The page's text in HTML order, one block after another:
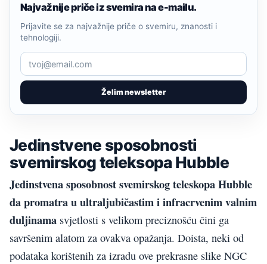
Najvažnije priče iz svemira na e-mailu.
Želim newsletter
Prijavite se za najvažnije priče o svemiru, znanosti i
tehnologiji.
Jedinstvene sposobnosti
svemirskog teleksopa Hubble
Jedinstvena sposobnost svemirskog teleskopa Hubble
da promatra u ultraljubičastim i infracrvenim valnim
duljinama svjetlosti s velikom preciznošću čini ga
savršenim alatom za ovakva opažanja. Doista, neki od
podataka korištenih za izradu ove prekrasne slike NGC